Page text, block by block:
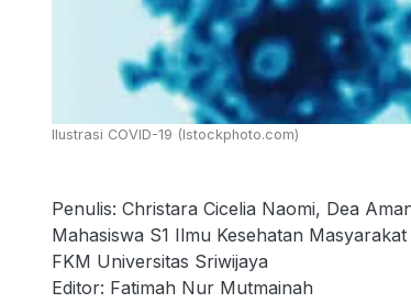
Ilustrasi COVID-19 (Istockphoto.com)
Penulis: Christara Cicelia Naomi, Dea
Mahasiswa S1 Ilmu Kesehatan Masyarakat
FKM Universitas Sriwijaya
Editor: Fatimah Nur Mutmainah